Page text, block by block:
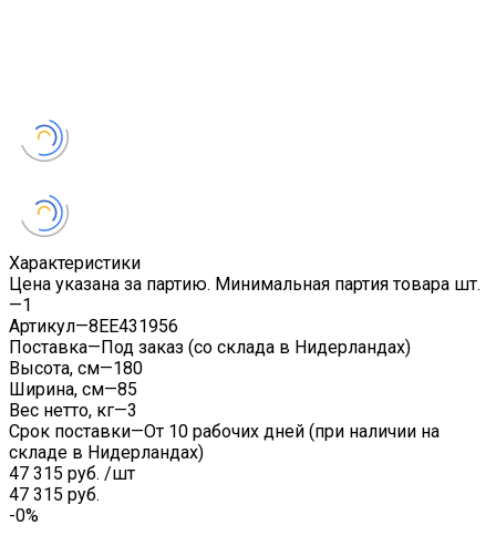
Характеристики
Цена указана за партию. Минимальная партия товара шт.
—1
Артикул—8EE431956
Поставка—Под заказ (со склада в Нидерландах)
Высота, см—180
Ширина, см—85
Вес нетто, кг—3
Срок поставки—От 10 рабочих дней (при наличии на
складе в Нидерландах)
47 315 руб. /шт
47 315 руб.
-0%